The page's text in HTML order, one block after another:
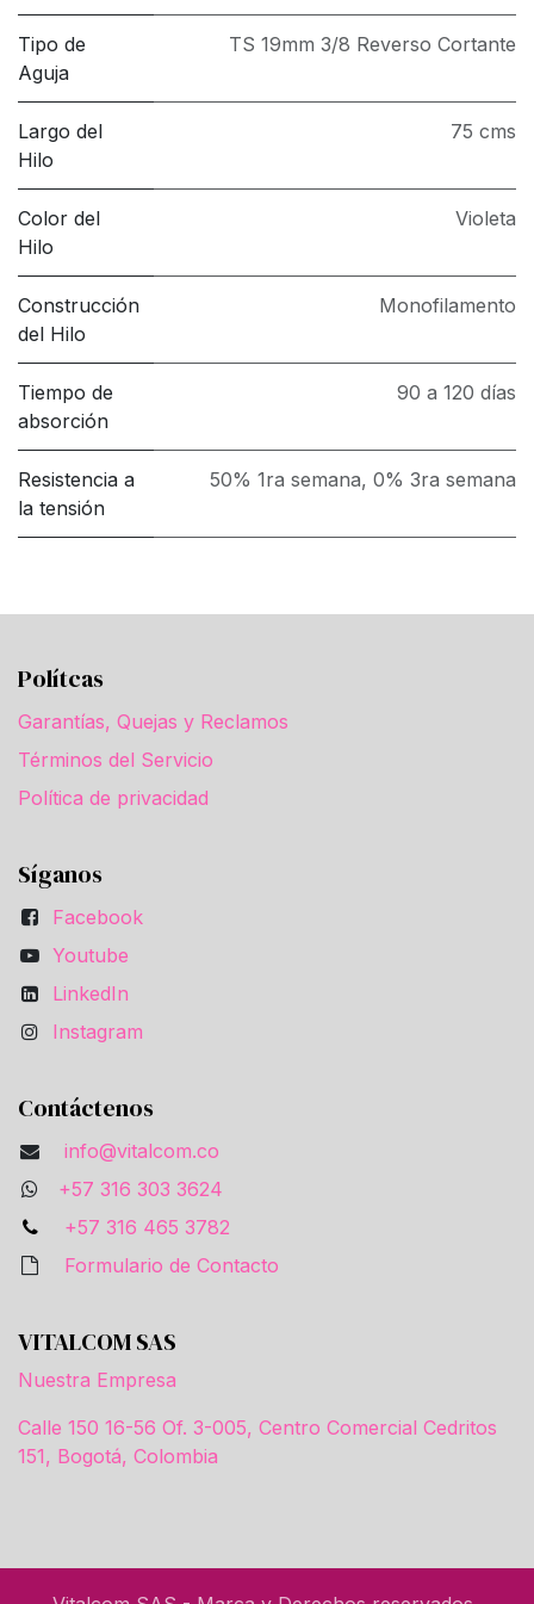
Tipo de
Aguja
TS 19mm 3/8 Reverso Cortante
Largo del
Hilo
75 cms
Color del
Hilo
Violeta
Construcción
del Hilo
Monofilamento
Tiempo de
absorción
90 a 120 días
Resistencia a
la tensión
50% 1ra semana, 0% 3ra semana
Polítcas
Garantías, Quejas y Reclamos
Términos del Servicio
Política de privacidad
Síganos
Facebook
Youtube
LinkedIn
Instagram
Contáctenos
info@vitalcom.co
+57 316 303 3624
+57 316 465 3782
Formulario de Contacto
VITALCOM SAS
Nuestra Empresa
Calle 150 16-56 Of. 3-005, Centro Comercial Cedritos
151, Bogotá, Colombia